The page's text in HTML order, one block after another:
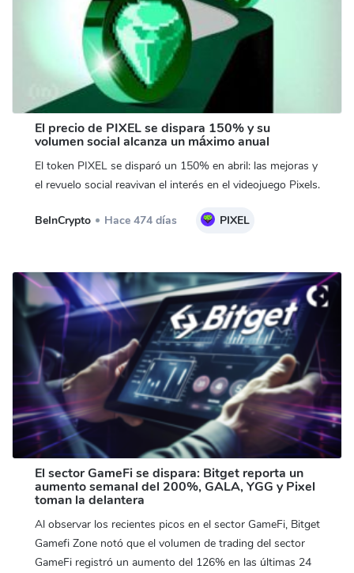
El precio de PIXEL se dispara 150% y su
volumen social alcanza un máximo anual
El token PIXEL se disparó un 150% en abril: las mejoras y
el revuelo social reavivan el interés en el videojuego Pixels.
BeInCrypto Hace 474 días PIXEL
El sector GameFi se dispara: Bitget reporta un
aumento semanal del 200%, GALA, YGG y Pixel
toman la delantera
Al observar los recientes picos en el sector GameFi, Bitget
Gamefi Zone notó que el volumen de trading del sector
GameFi registró un aumento del 126% en las últimas 24